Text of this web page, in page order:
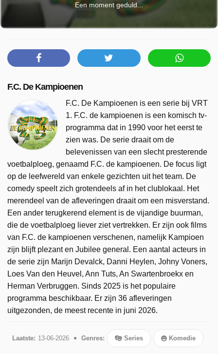
Een moment geduld...
F.C. De Kampioenen
F.C. De Kampioenen is een serie bij VRT
1. F.C. de kampioenen is een komisch tv-
programma dat in 1990 voor het eerst te
zien was. De serie draait om de
belevenissen van een slecht presterende
voetbalploeg, genaamd F.C. de kampioenen. De focus ligt
op de leefwereld van enkele gezichten uit het team. De
comedy speelt zich grotendeels af in het clublokaal. Het
merendeel van de afleveringen draait om een misverstand.
Een ander terugkerend element is de vijandige buurman,
die de voetbalploeg liever ziet vertrekken. Er zijn ook films
van F.C. de kampioenen verschenen, namelijk Kampioen
zijn blijft plezant en Jubilee general. Een aantal acteurs in
de serie zijn Marijn Devalck, Danni Heylen, Johny Voners,
Loes Van den Heuvel, Ann Tuts, An Swartenbroekx en
Herman Verbruggen. Sinds 2025 is het populaire
programma beschikbaar. Er zijn 36 afleveringen
uitgezonden, de meest recente in juni 2026.
Laatste: 13-06-2026 Genres: Series Komedie